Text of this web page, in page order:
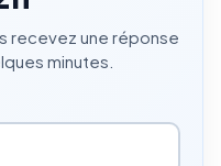
recevez une réponse
minutes.